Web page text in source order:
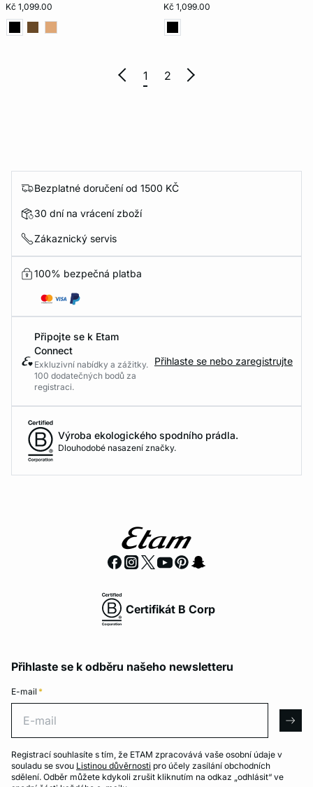
Kč 1,099.00 Kč 1,099.00
1 2
Bezplatné doručení od 1500 KČ
30 dní na vrácení zboží
Zákaznický servis
100% bezpečná platba
Připojte se k Etam
Connect
Exkluzivní nabídky a zážitky.
100 dodatečných bodů za
registraci.
Přihlaste se nebo zaregistrujte
Výroba ekologického spodního prádla.
Dlouhodobé nasazení značky.
Certifikát B Corp
Přihlaste se k odběru našeho newsletteru
E-mail *
Registrací souhlasíte s tím, že ETAM zpracovává vaše osobní údaje v
souladu se svou Listinou důvěrnosti pro účely zasílání obchodních
sdělení. Odběr můžete kdykoli zrušit kliknutím na odkaz „odhlásit“ ve